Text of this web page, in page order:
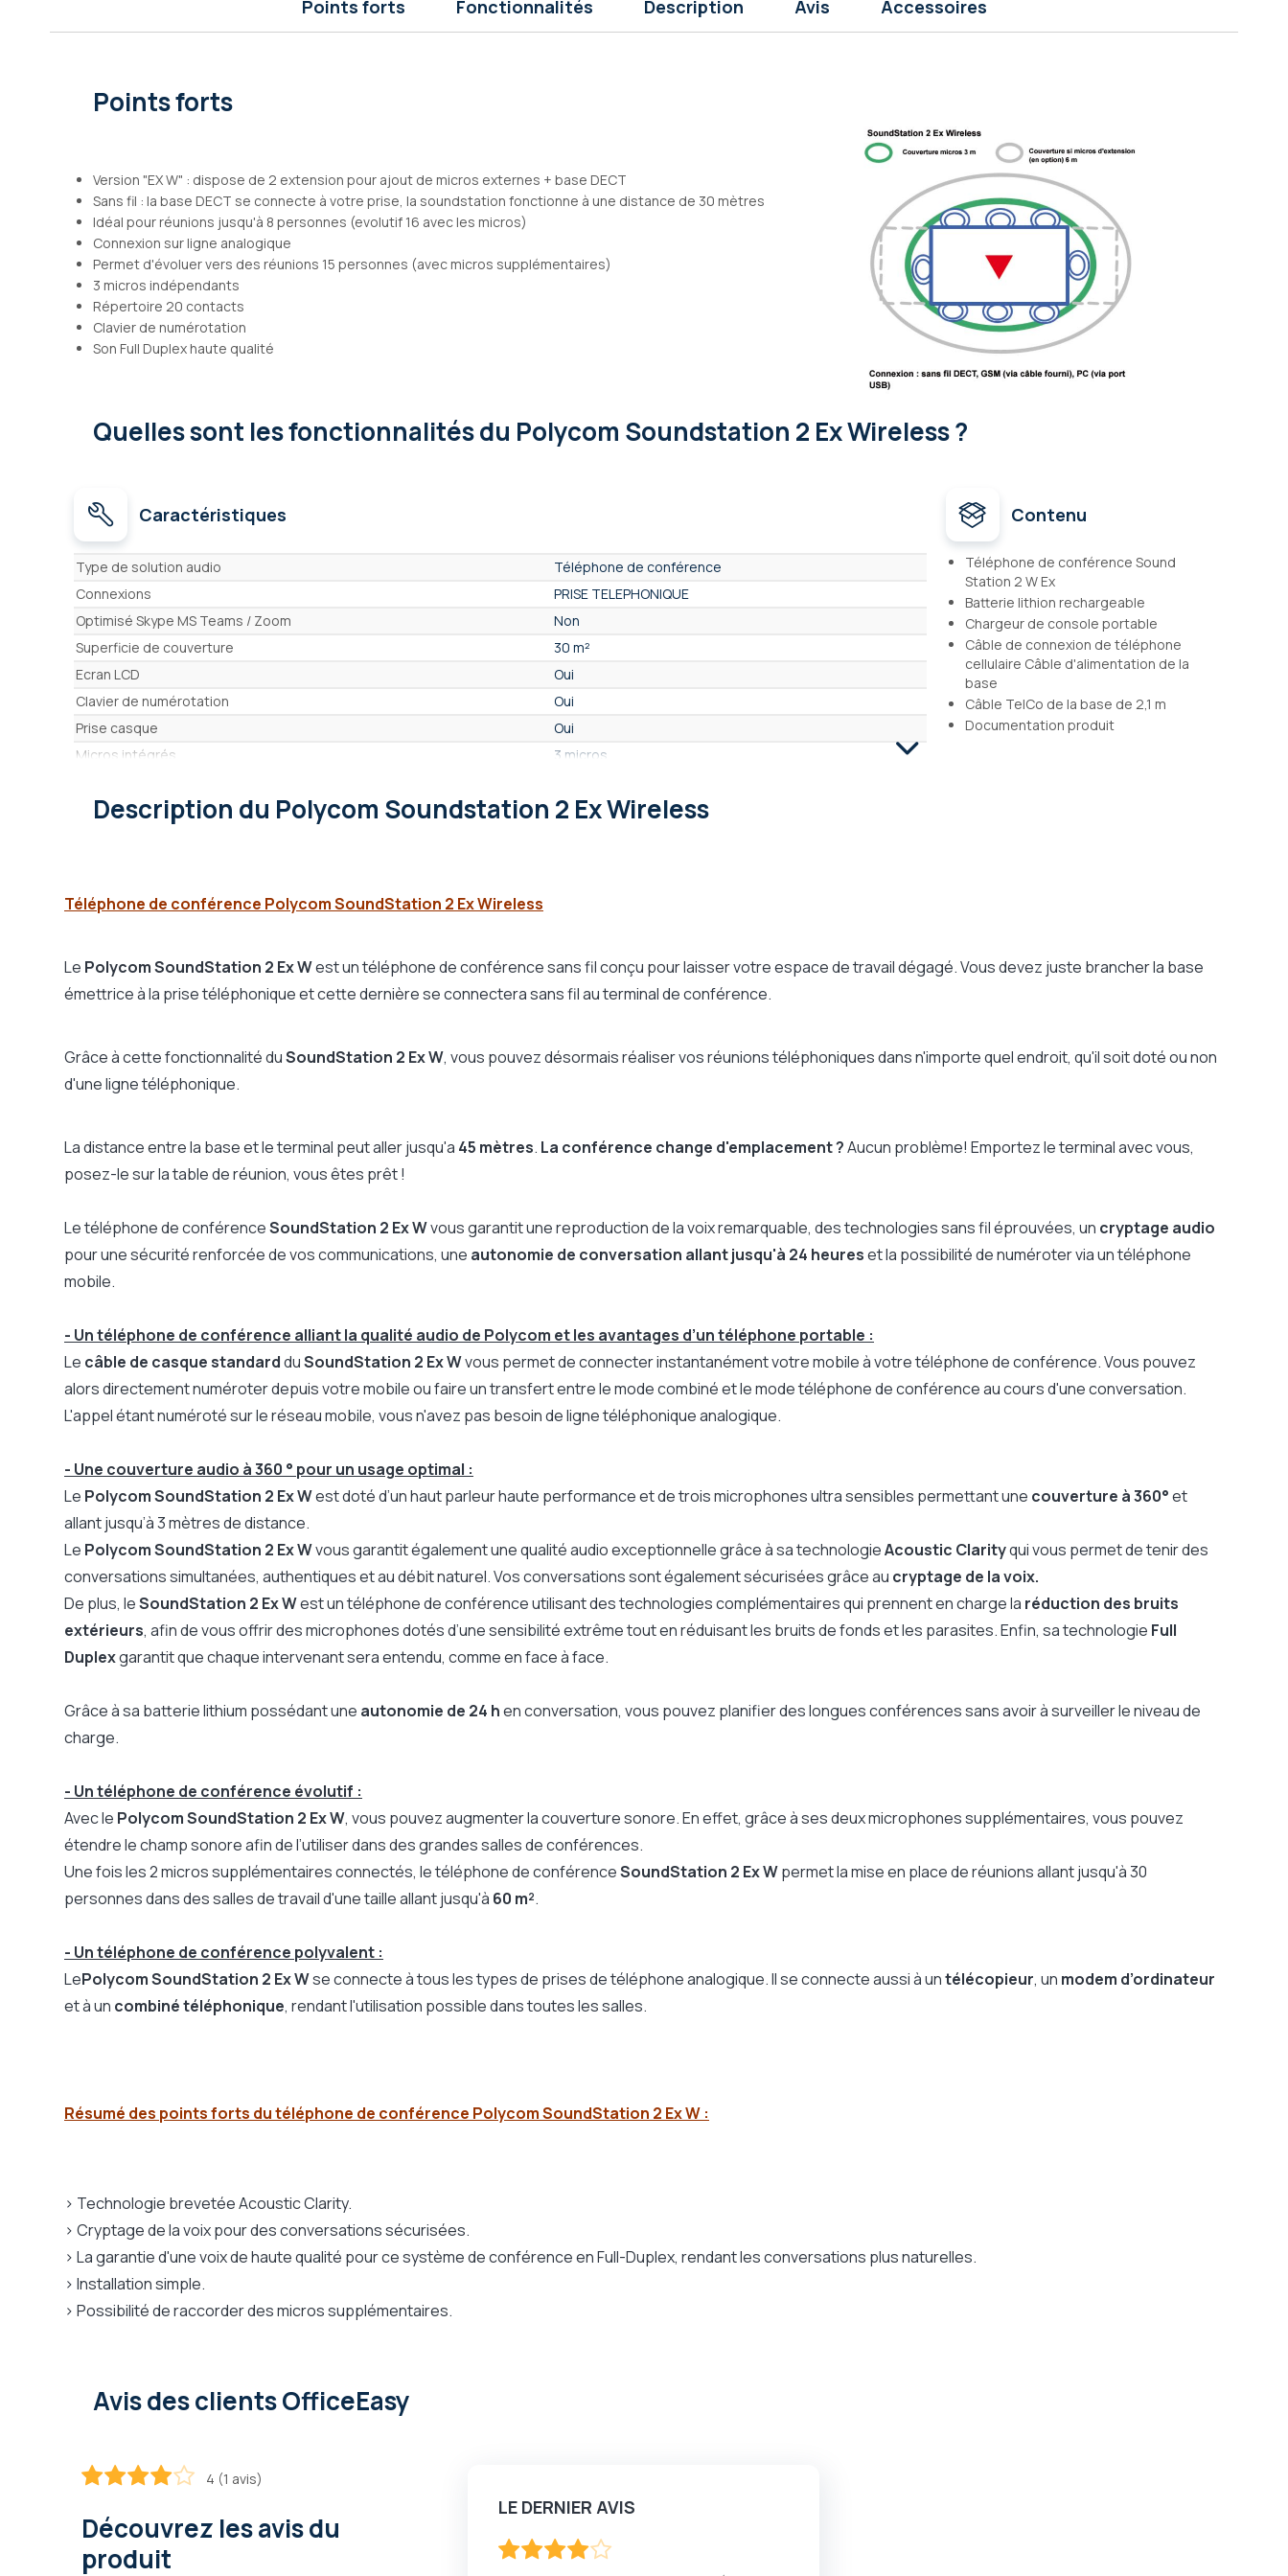
d’images
Points forts Fonctionnalités Description Avis Accessoires
Points forts
Version "EX W" : dispose de 2 extension pour ajout de micros externes + base DECT
Sans fil : la base DECT se connecte à votre prise, la soundstation fonctionne à une distance de 30 mètres
Idéal pour réunions jusqu'à 8 personnes (evolutif 16 avec les micros)
Connexion sur ligne analogique
Permet d'évoluer vers des réunions 15 personnes (avec micros supplémentaires)
3 micros indépendants
Répertoire 20 contacts
Clavier de numérotation
Son Full Duplex haute qualité
Quelles sont les fonctionnalitésdu Polycom Soundstation 2 Ex Wireless ?
Caractéristiques
Caractéristiques
Type de solution audio
Téléphone de conférence
Connexions
PRISE TELEPHONIQUE
Optimisé Skype MS Teams / Zoom
Non
Superficie de couverture
30 m²
Ecran LCD
Oui
Clavier de numérotation
Oui
Prise casque
Oui
Micros intégrés
3 micros
Carte mémoire SD
Non
Dimensions
Contenu
Téléphone de conférence Sound
Station 2 W Ex
Batterie lithion rechargeable
Chargeur de console portable
Câble de connexion de téléphone
cellulaire Câble d'alimentation de la
base
Câble TelCo de la base de 2,1 m
Documentation produit
Description du Polycom Soundstation 2 Ex Wireless
Téléphone de conférence Polycom SoundStation 2 Ex Wireless
Le Polycom SoundStation 2 Ex West un téléphone de conférence sans fil conçu pour laisser votre espace de travail dégagé. Vous devez juste brancher la base
émettrice à la prise téléphonique et cette dernière se connectera sans fil au terminal de conférence.
Grâce à cette fonctionnalité duSoundStation 2 Ex W, vous pouvez désormais réaliser vos réunions téléphoniques dans n'importe quel endroit, qu'il soit doté ou non
d'une ligne téléphonique.
La distance entre la base et le terminal peut aller jusqu'a 45 mètres. La conférence change d'emplacement ?Aucun problème! Emportez le terminal avec vous,
posez-le sur la table de réunion, vous êtes prêt !
Le téléphone de conférenceSoundStation 2 Ex Wvous garantit une reproduction de la voix remarquable, des technologies sans fil éprouvées, un cryptage audio
pour une sécurité renforcée de vos communications, une autonomie de conversation allant jusqu'à 24 heureset la possibilité de numéroter via un téléphone
mobile.
- Un téléphone de conférence alliant la qualité audio de Polycom et les avantages d’un téléphone portable :
Le câble de casque standardduSoundStation 2 Ex Wvous permet de connecter instantanément votre mobile à votre téléphone de conférence. Vous pouvez
alors directement numéroter depuis votre mobile ou faire un transfert entre le mode combiné et le mode téléphone de conférence au cours d'une conversation.
L'appel étant numéroté sur le réseau mobile, vous n'avez pas besoin de ligne téléphonique analogique.
- Une couverture audio à 360 ° pour un usage optimal :
Le Polycom SoundStation 2 Ex West doté d’un haut parleur haute performance et de trois microphones ultra sensibles permettant une couverture à 360°et
allant jusqu’à 3 mètres de distance.
Le Polycom SoundStation 2 Ex Wvous garantit également une qualité audio exceptionnelle grâce à sa technologieAcoustic Clarityqui vous permet de tenir des
conversations simultanées, authentiques et au débit naturel. Vos conversations sont également sécurisées grâce au cryptage de la voix.
De plus, leSoundStation 2 Ex West un téléphone de conférence utilisant des technologies complémentaires qui prennent en charge la réduction des bruits
extérieurs, afin de vous offrir des microphones dotés d’une sensibilité extrême tout en réduisant les bruits de fonds et les parasites. Enfin, sa technologie Full
Duplexgarantit que chaque intervenant sera entendu, comme en face à face.
Grâce à sa batterie lithium possédant une autonomie de 24 hen conversation, vous pouvez planifier des longues conférences sans avoir à surveiller le niveau de
charge.
- Un téléphone de conférence évolutif :
Avec le Polycom SoundStation 2 Ex W, vous pouvez augmenter la couverture sonore. En effet, grâce à ses deux microphones supplémentaires, vous pouvez
étendre le champ sonore afin de l’utiliser dans des grandes salles de conférences.
Une fois les 2 micros supplémentaires connectés, le téléphone de conférenceSoundStation 2 Ex Wpermet la mise en place de réunions allant jusqu'à 30
personnes dans des salles de travail d'une taille allant jusqu'à 60 m².
- Un téléphone de conférence polyvalent :
LePolycom SoundStation 2 Ex Wse connecte à tous les types de prises de téléphone analogique. Il se connecte aussi à untélécopieur, un modem d’ordinateur
et à un combiné téléphonique, rendant l'utilisation possible dans toutes les salles.
Résumé des points forts du téléphone de conférence Polycom SoundStation 2 Ex W :
> Technologie brevetée Acoustic Clarity.
> Cryptage de la voix pour des conversations sécurisées.
> La garantie d'une voix de haute qualité pour ce système de conférence en Full-Duplex, rendant les conversations plus naturelles.
> Installation simple.
> Possibilité de raccorder des micros supplémentaires.
Avis des clients OfficeEasy
4 (1 avis)
Découvrez les avis du
produit
LE DERNIER AVIS